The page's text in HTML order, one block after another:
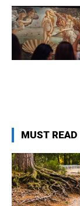
MUST READ